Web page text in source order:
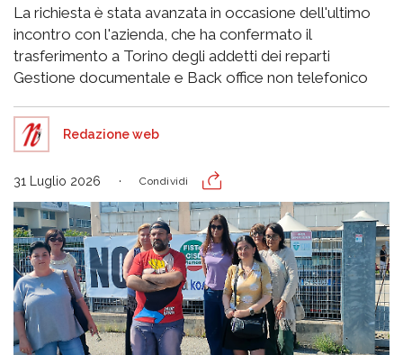
La richiesta è stata avanzata in occasione dell'ultimo
incontro con l'azienda, che ha confermato il
trasferimento a Torino degli addetti dei reparti
Gestione documentale e Back office non telefonico
Redazione web
31 Luglio 2026 Condividi